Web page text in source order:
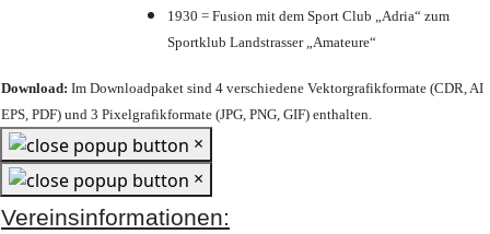
1930 = Fusion mit dem Sport Club „Adria“ zum
Sportklub Landstrasser „Amateure“
Download: Im Downloadpaket sind 4 verschiedene Vektorgrafikformate (CDR, AI
EPS, PDF) und 3 Pixelgrafikformate (JPG, PNG, GIF) enthalten.
×
×
Vereinsinformationen: